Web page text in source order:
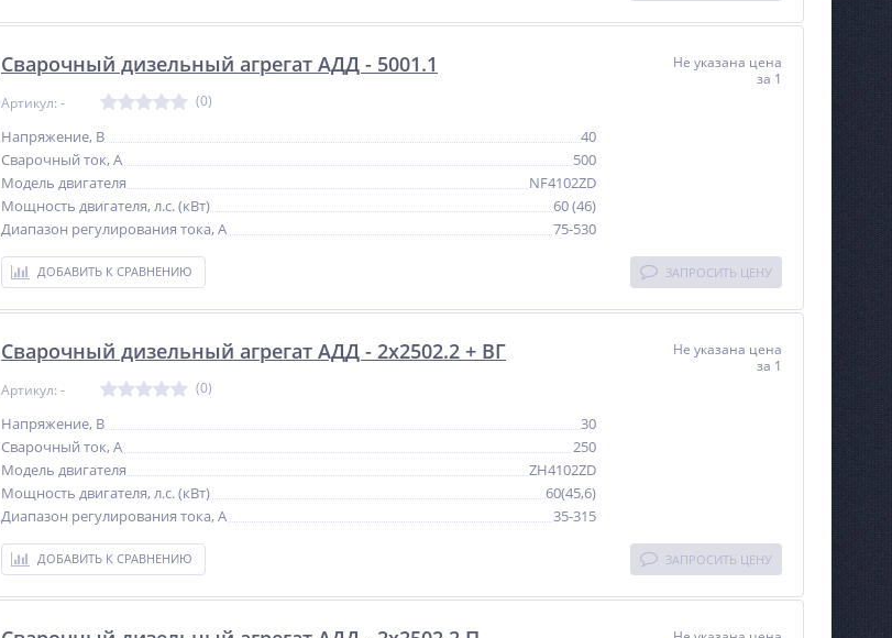
Сварочный дизельный агрегат АДД - 5001.1
Артикул: - (0)
Напряжение, В
40
Сварочный ток, А
500
Модель двигателя
NF4102ZD
Мощность двигателя, л.с. (кВт)
60 (46)
Диапазон регулирования тока, А
75-530
ДОБАВИТЬ К СРАВНЕНИЮ
Не указана цена
за 1
ЗАПРОСИТЬ ЦЕНУ
Сварочный дизельный агрегат АДД - 2x2502.2 + ВГ
Артикул: - (0)
Напряжение, В
30
Сварочный ток, А
250
Модель двигателя
ZH4102ZD
Мощность двигателя, л.с. (кВт)
60(45,6)
Диапазон регулирования тока, А
35-315
ДОБАВИТЬ К СРАВНЕНИЮ
Не указана цена
за 1
ЗАПРОСИТЬ ЦЕНУ